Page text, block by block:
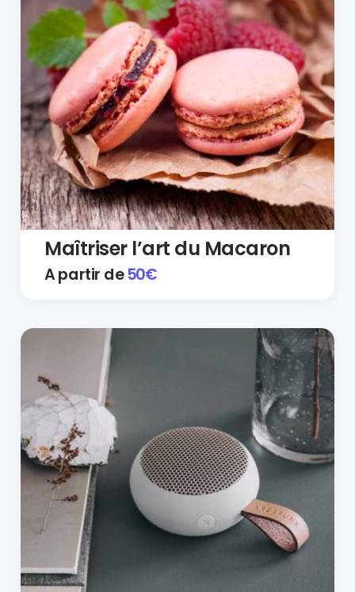
Maîtriser l’art du Macaron
A partir de50€